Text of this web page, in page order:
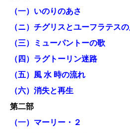
（一）いのりのあさ
（ニ）チグリスとユーフラテス
（三）ミューパントーの歌
（四）ラグトーリン迷路
（五）風 水 時の流れ
（六）消失と再生
第二部
（一）マーリー・２